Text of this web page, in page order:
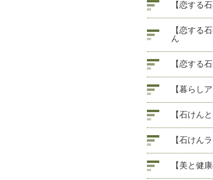
【恋する
【恋する
ん
【恋する
【暮らし
【石けん
【石けん
【美と健